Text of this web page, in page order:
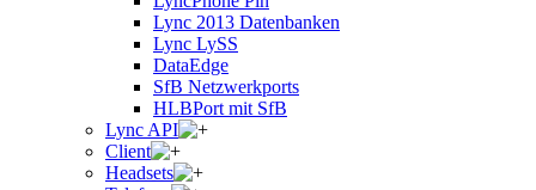
Lync 2013 Datenbanken
Lync LySS
DataEdge
SfB Netzwerkports
HLBPort mit SfB
Lync API
Client
Headsets